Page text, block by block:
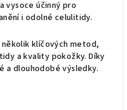
vysoce účinný pro
i odolné celulitidy.
klíčových metod,
a kvality pokožky. Díky
a dlouhodobévýsledky.